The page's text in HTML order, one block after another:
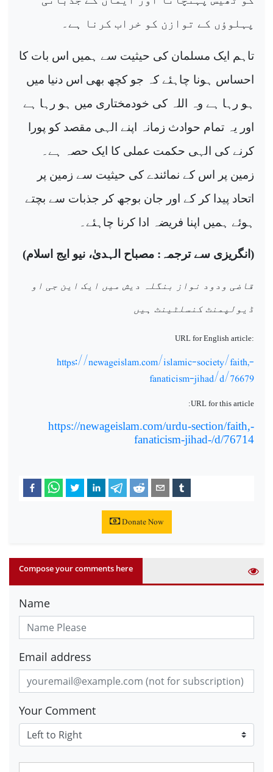
پہلوؤں کے توازن کو خراب کرنا ہے۔
تاہم ایک مسلمان کی حیثیت سے ہمیں اس بات کا
احساس ہونا چاہئے کہ جو کچھ بھی اس دنیا میں
ہو رہا ہے وہ اللہ کی خودمختاری میں ہو رہا ہے
اور یہ تمام حوادث زمانہ اپنے الہی مقصد کو پورا
کرنے کی الہی حکمت عملی کا ایک حصہ ہے۔
زمین پر اس کے نمائندے کی حیثیت سے زمین پر
اتحاد پیدا کر کے اور جان بوجھ کر جذبات سے بچتے
ہوئے ہمیں اپنا فریضہ ادا کرنا چاہئے۔
(انگریزی سے ترجمہ: مصباح الہدیٰ، نیو ایج اسلام)
قاضی ودود نواز بنگلہ دیش میں ایک این جی او
ڈیولپمنٹ کنسلٹینٹ ہیں
URL for English article:
https://newageislam.com/islamic-society/faith,-
fanaticism-jihad/d/76679
URL for this article:
https://newageislam.com/urdu-section/faith,-
fanaticism-jihad-/d/76714
Donate Now
Compose your comments here
Name
Email address
Your Comment